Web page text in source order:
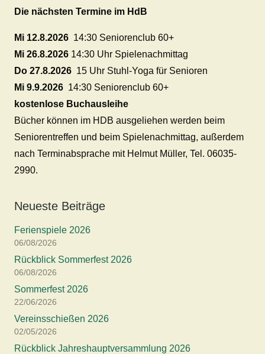
Die nächsten Termine im HdB
Mi 12.8.2026 14:30 Seniorenclub 60+
Mi 26.8.2026 14:30 Uhr Spielenachmittag
Do 27.8.2026 15 Uhr Stuhl-Yoga für Senioren
Mi 9.9.2026 14:30 Seniorenclub 60+
kostenlose Buchausleihe
Bücher können im HDB ausgeliehen werden beim
Seniorentreffen und beim Spielenachmittag, außerdem
nach Terminabsprache mit Helmut Müller, Tel. 06035-
2990.
Neueste Beiträge
Ferienspiele 2026
06/08/2026
Rückblick Sommerfest 2026
06/08/2026
Sommerfest 2026
22/06/2026
Vereinsschießen 2026
02/05/2026
Rückblick Jahreshauptversammlung 2026